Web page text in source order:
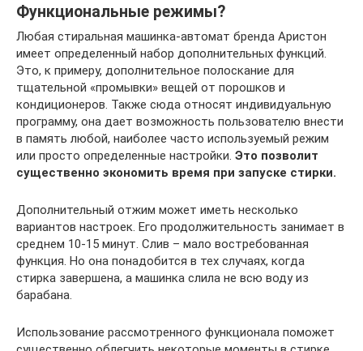
Функциональные режимы?
Любая стиральная машинка-автомат бренда Аристон
имеет определенный набор дополнительных функций.
Это, к примеру, дополнительное полоскание для
тщательной «промывки» вещей от порошков и
кондиционеров. Также сюда относят индивидуальную
программу, она дает возможность пользователю внести
в память любой, наиболее часто используемый режим
или просто определенные настройки. Это позволит
существенно экономить время при запуске стирки.
Дополнительный отжим может иметь несколько
вариантов настроек. Его продолжительность занимает в
среднем 10-15 минут. Слив – мало востребованная
функция. Но она понадобится в тех случаях, когда
стирка завершена, а машинка слила не всю воду из
барабана.
Использование рассмотренного функционала поможет